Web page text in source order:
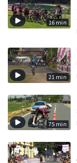
16 min
21 min
75 min